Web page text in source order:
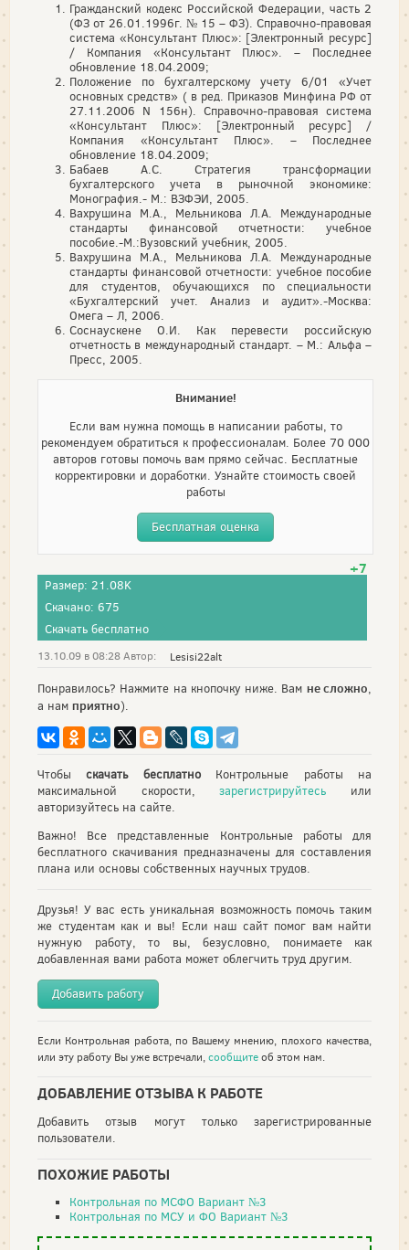
Гражданский кодекс Российской Федерации, часть 2
(ФЗ от 26.01.1996г. № 15 – ФЗ). Справочно-правовая
система «Консультант Плюс»: [Электронный ресурс]
/ Компания «Консультант Плюс». – Последнее
обновление 18.04.2009;
Положение по бухгалтерскому учету 6/01 «Учет
основных средств» ( в ред. Приказов Минфина РФ от
27.11.2006 N 156н). Справочно-правовая система
«Консультант Плюс»: [Электронный ресурс] /
Компания «Консультант Плюс». – Последнее
обновление 18.04.2009;
Бабаев А.С. Стратегия трансформации
бухгалтерского учета в рыночной экономике:
Монография.- М.: ВЗФЭИ, 2005.
Вахрушина М.А., Мельникова Л.А. Международные
стандарты финансовой отчетности: учебное
пособие.-М.:Вузовский учебник, 2005.
Вахрушина М.А., Мельникова Л.А. Международные
стандарты финансовой отчетности: учебное пособие
для студентов, обучающихся по специальности
«Бухгалтерский учет. Анализ и аудит».-Москва:
Омега – Л, 2006.
Соснаускене О.И. Как перевести российскую
отчетность в международный стандарт. – М.: Альфа –
Пресс, 2005.
Внимание!
Если вам нужна помощь в написании работы, то
рекомендуем обратиться к профессионалам. Более 70 000
авторов готовы помочь вам прямо сейчас. Бесплатные
корректировки и доработки. Узнайте стоимость своей
работы
Бесплатная оценка
+7
Размер: 21.08K
Скачано: 675
Скачать бесплатно
13.10.09 в 08:28 Автор: Lesisi22alt
Понравилось? Нажмите на кнопочку ниже. Вам не сложно,
а нам приятно).
Чтобыскачать бесплатноКонтрольные работы на
максимальной скорости,зарегистрируйтесь или
авторизуйтесь на сайте.
Важно! Все представленные Контрольные работы для
бесплатного скачивания предназначены для составления
плана или основы собственных научных трудов.
Друзья! У вас есть уникальная возможность помочь таким
же студентам как и вы! Если наш сайт помог вам найти
нужную работу, то вы, безусловно, понимаете как
добавленная вами работа может облегчить труд другим.
Добавить работу
Если Контрольная работа, по Вашему мнению, плохого качества,
или эту работу Вы уже встречали,сообщитеоб этом нам.
ДОБАВЛЕНИЕ ОТЗЫВА К РАБОТЕ
Добавить отзыв могут только зарегистрированные
пользователи.
ПОХОЖИЕ РАБОТЫ
Контрольная по МСФО Вариант №3
Контрольная по МСУ и ФО Вариант №3